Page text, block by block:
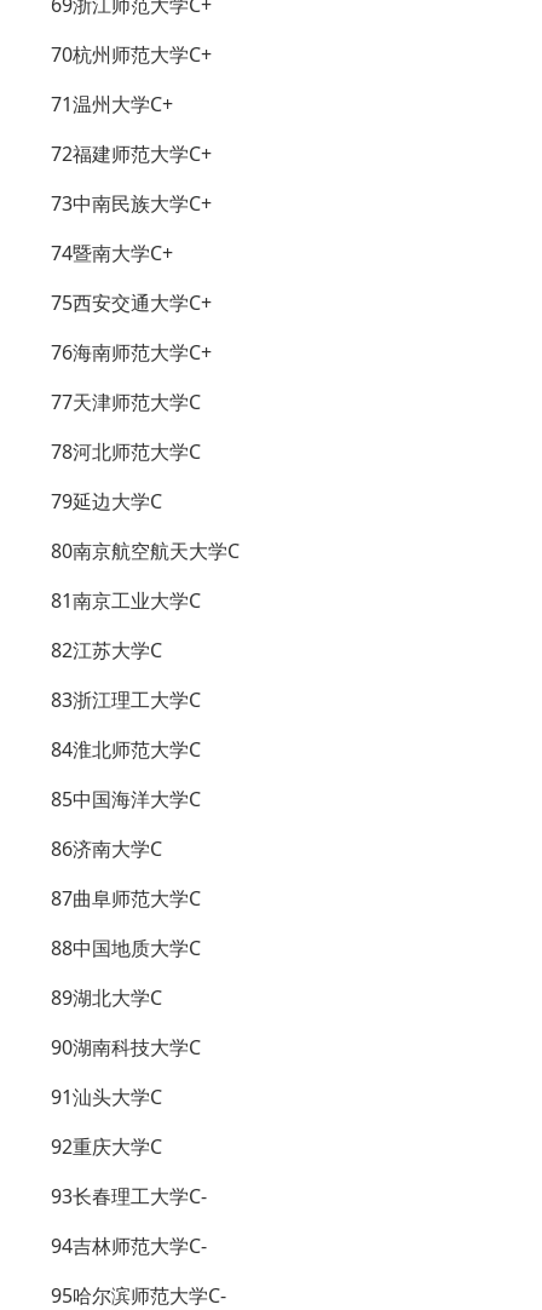
70杭州师范大学C+
71温州大学C+
72福建师范大学C+
73中南民族大学C+
74暨南大学C+
75西安交通大学C+
76海南师范大学C+
77天津师范大学C
78河北师范大学C
79延边大学C
80南京航空航天大学C
81南京工业大学C
82江苏大学C
83浙江理工大学C
84淮北师范大学C
85中国海洋大学C
86济南大学C
87曲阜师范大学C
88中国地质大学C
89湖北大学C
90湖南科技大学C
91汕头大学C
92重庆大学C
93长春理工大学C-
94吉林师范大学C-
95哈尔滨师范大学C-